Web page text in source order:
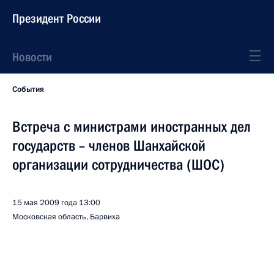
Президент России
Новости
События
Встреча с министрами иностранных дел
государств – членов Шанхайской
организации сотрудничества (ШОС)
15 мая 2009 года 13:00
Московская область, Барвиха